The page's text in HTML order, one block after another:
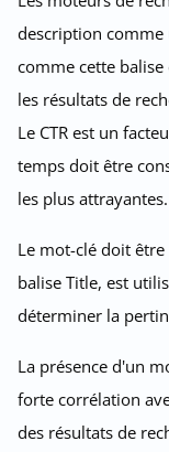
description comme
comme cette
les résultats de
Le CTR est un
temps doit être
les plus attrayantes.
Le mot-clé doit
balise Title, est
déterminer la
La présence d'un
forte corrélation
des résultats de